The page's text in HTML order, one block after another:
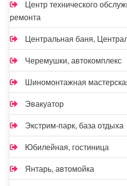
Центр технического
ремонта
Центральная баня,
Черемушки, автокомплекс
Шиномонтажная
Эвакуатор
Экстрим-парк, база отдыха
Юбилейная, гостиница
Янтарь, автомойка